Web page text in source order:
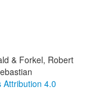
& Forkel, Robert
Attribution 4.0